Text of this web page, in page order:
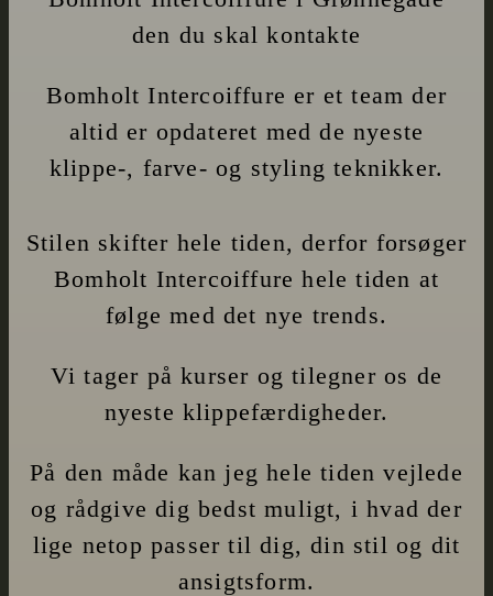
den du skal kontakte
Bomholt Intercoiffure er et team der
altid er opdateret med de nyeste
klippe-, farve- og styling teknikker.
Stilen skifter hele tiden, derfor forsøger
Bomholt Intercoiffure hele tiden at
følge med det nye trends.
Vi tager på kurser og tilegner os de
nyeste klippefærdigheder.
På den måde kan jeg hele tiden vejlede
og rådgive dig bedst muligt, i hvad der
lige netop passer til dig, din stil og dit
ansigtsform.